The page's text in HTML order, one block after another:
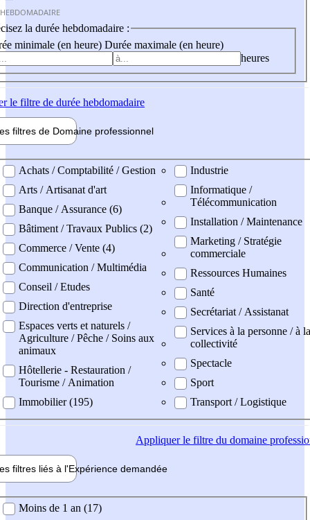
la durée hebdomadaire :
minimale (en heure) Durée maximale (en heure)
heures
le filtre de durée hebdomadaire
filtres de Domaine professionnel
professionel
Achats / Comptabilité / Gestion
Arts / Artisanat d'art
Banque / Assurance (6)
Bâtiment / Travaux Publics (2)
Commerce / Vente (4)
Communication / Multimédia
Conseil / Etudes
Direction d'entreprise
Espaces verts et naturels /
Agriculture / Pêche / Soins aux
animaux
Hôtellerie - Restauration /
Tourisme / Animation
Immobilier (195)
Industrie
Informatique /
Télécommunication
Installation / Maintenance
Marketing / Stratégie
commerciale
Ressources Humaines
Santé
Secrétariat / Assistanat
Services à la personne / à la
collectivité
Spectacle
Sport
Transport / Logistique
Appliquerle filtre du domaine
filtres liés à l'Expérience demandée
demandée
Moins de 1 an (17)